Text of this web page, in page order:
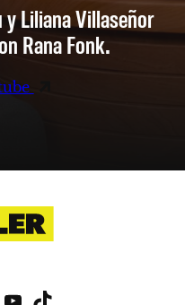
y Liliana Villaseñor
Rana Fonk.
X YouTube